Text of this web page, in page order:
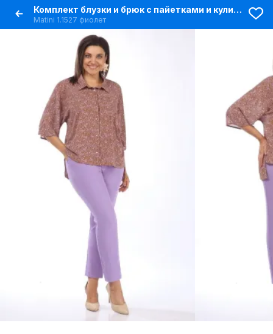
Комплект блузки и брюк с пайетками и кулиской в демисезон
Matini 1.1527 фиолет